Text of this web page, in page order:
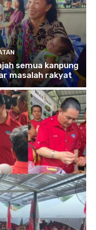
semua kanpung
masalah rakyat